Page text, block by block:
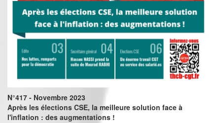
N°417 - Novembre 2023
Après les élections CSE, la meilleure solution face à
l'inflation : des augmentations !